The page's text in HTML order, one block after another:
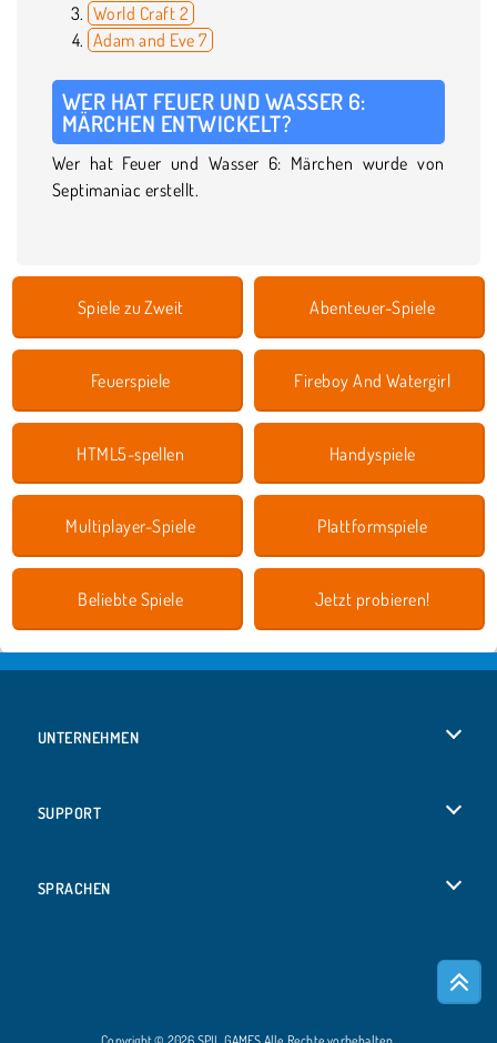
World Craft 2
Adam and Eve 7
WER HAT FEUER UND WASSER 6:
MÄRCHEN ENTWICKELT?
Wer hat Feuer und Wasser 6: Märchen wurde von
Septimaniac erstellt.
Spiele zu Zweit Abenteuer-Spiele
Feuerspiele Fireboy And Watergirl
HTML5-spellen Handyspiele
Multiplayer-Spiele Plattformspiele
Beliebte Spiele Jetzt probieren!
UNTERNEHMEN
SUPPORT
SPRACHEN